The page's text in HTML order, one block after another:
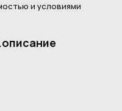
и условиями